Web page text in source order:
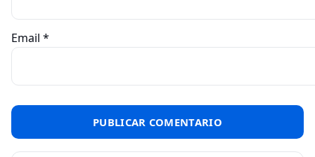
Email *